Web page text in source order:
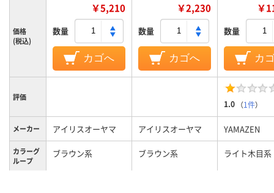
価格
(税込)
￥5,210
数量
カゴへ
￥2,230
数量
カゴへ
￥
数量
カ
評価
1.0 （1件）
メーカー アイリスオーヤマ アイリスオーヤマ YAMAZEN
カラーグ
ループ
ブラウン系 ブラウン系 ライト木目系